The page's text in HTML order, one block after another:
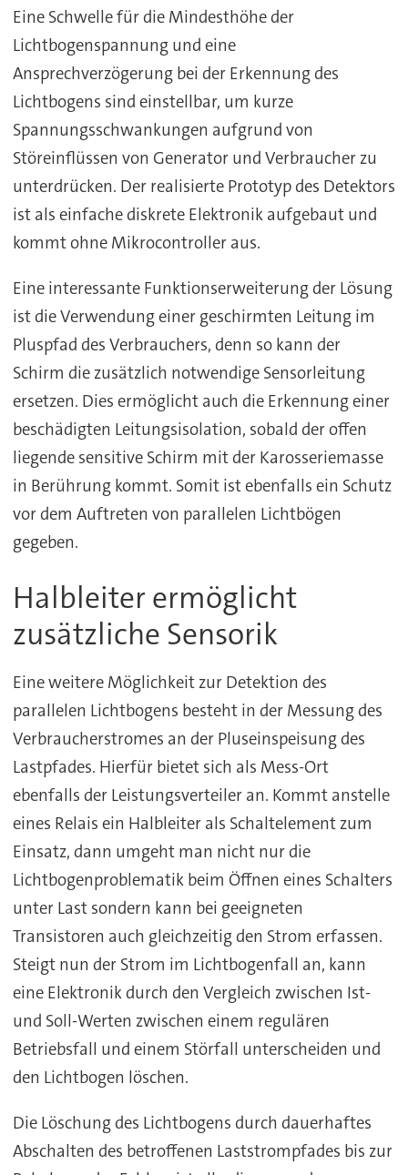
Eine Schwelle für die Mindesthöhe der
Lichtbogenspannung und eine
Ansprechverzögerung bei der Erkennung des
Lichtbogens sind einstellbar, um kurze
Spannungsschwankungen aufgrund von
Störeinflüssen von Generator und Verbraucher zu
unterdrücken. Der realisierte Prototyp des Detektors
ist als einfache diskrete Elektronik aufgebaut und
kommt ohne Mikrocontroller aus.
Eine interessante Funktionserweiterung der Lösung
ist die Verwendung einer geschirmten Leitung im
Pluspfad des Verbrauchers, denn so kann der
Schirm die zusätzlich notwendige Sensorleitung
ersetzen. Dies ermöglicht auch die Erkennung einer
beschädigten Leitungsisolation, sobald der offen
liegende sensitive Schirm mit der Karosseriemasse
in Berührung kommt. Somit ist ebenfalls ein Schutz
vor dem Auftreten von parallelen Lichtbögen
gegeben.
Halbleiter ermöglicht
zusätzliche Sensorik
Eine weitere Möglichkeit zur Detektion des
parallelen Lichtbogens besteht in der Messung des
Verbraucherstromes an der Pluseinspeisung des
Lastpfades. Hierfür bietet sich als Mess-Ort
ebenfalls der Leistungsverteiler an. Kommt anstelle
eines Relais ein Halbleiter als Schaltelement zum
Einsatz, dann umgeht man nicht nur die
Lichtbogenproblematik beim Öffnen eines Schalters
unter Last sondern kann bei geeigneten
Transistoren auch gleichzeitig den Strom erfassen.
Steigt nun der Strom im Lichtbogenfall an, kann
eine Elektronik durch den Vergleich zwischen Ist-
und Soll-Werten zwischen einem regulären
Betriebsfall und einem Störfall unterscheiden und
den Lichtbogen löschen.
Die Löschung des Lichtbogens durch dauerhaftes
Abschalten des betroffenen Laststrompfades bis zur